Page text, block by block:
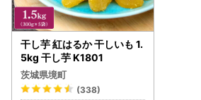
干し芋 紅はるか 干しいも 1.
5kg 干し芋 K1801
茨城県境町
(338)